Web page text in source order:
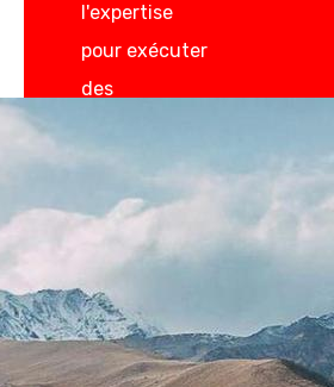
l'expertise
pour exécuter
des
sans accroc.
MICE en Géorgie
logistiques et
médias en
Géorgie